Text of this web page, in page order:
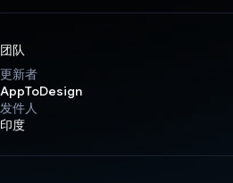
团队
更新者
AppToDesign
发件人
印度